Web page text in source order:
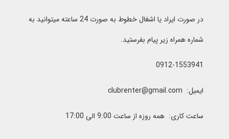
در صورت ایراد یا اشغال خطوط به صورت 24 ساعته میتوانید به
شماره همراه زیر پیام بفرستید.
0912-1553941
ایمیل: clubrenter@gmail.com
ساعت کاری: همه روزه از ساعت 9:00 الی 17:00